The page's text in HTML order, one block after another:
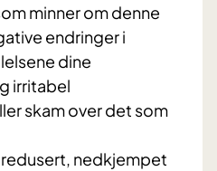
minner om denne
endringer i
dine
irritabel
skam over det som
nedkjempet